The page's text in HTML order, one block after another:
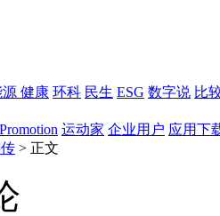
源 健康 环科 民生 ESG 数字说 比
Promotion 运动家 企业用户 应用下
> 正文